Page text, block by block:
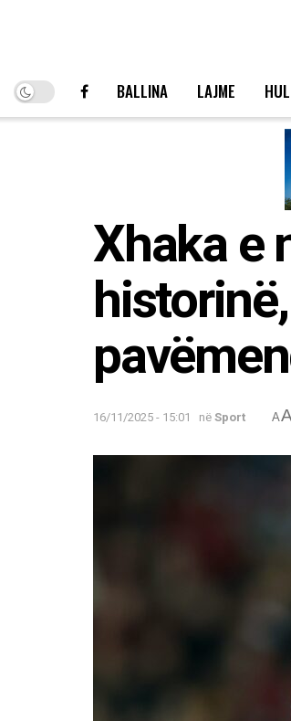
BALLINA LAJME
Xhaka e
16/11/2025 - 15:01 nëSport AA